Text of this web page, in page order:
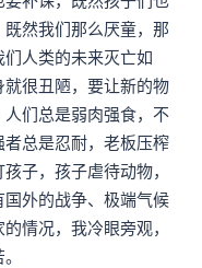
然我们那么厌童，那
人类的未来灭亡如
很丑陋，要让新的物
们总是弱肉强食，不
总是忍耐，老板压榨
子，孩子虐待动物，
外的战争、极端气候
情况，我冷眼旁观，